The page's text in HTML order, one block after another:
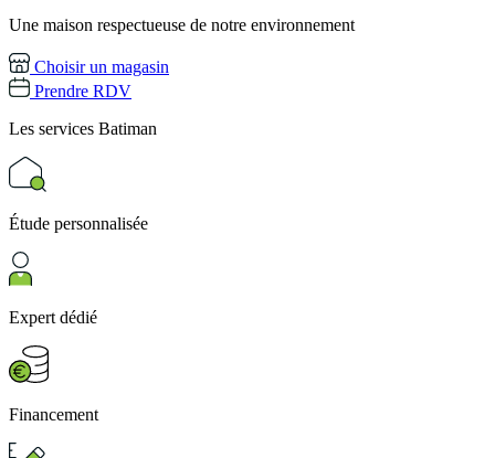
Une maison respectueuse de notre environnement
Choisir un magasin
Prendre RDV
Les services Batiman
Étude personnalisée
Expert dédié
Financement